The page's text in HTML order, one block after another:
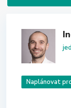
Naplánovat